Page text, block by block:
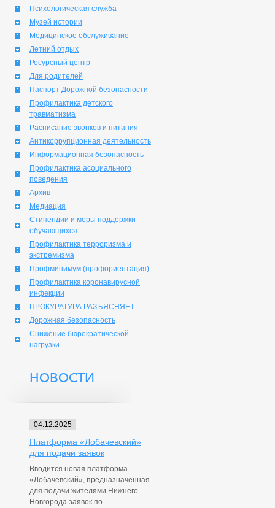
Психологическая служба
Музей истории
Медицинское обслуживание
Летний отдых
Ресурсный центр
Для родителей
Паспорт Дорожной безопасности
Профилактика детского
травматизма
Расписание звонков и питания
Антикоррупционная деятельность
Информационная безопасность
Профилактика асоциального
поведения
Архив
Медиация
Стипендии и меры поддержки
обучающихся
Профилактика терроризма и
экстремизма
Профминимум (профориентация)
Профилактика коронавирусной
инфекции
ПРОКУРАТУРА РАЗЪЯСНЯЕТ
Дорожная безопасность
Снижение бюрократической
нагрузки
НОВОСТИ
04.12.2025
Платформа «Лобачевский»
для подачи заявок
Вводится новая платформа
«Лобачевский», предназначенная
для подачи жителями Нижнего
Новгорода заявок по